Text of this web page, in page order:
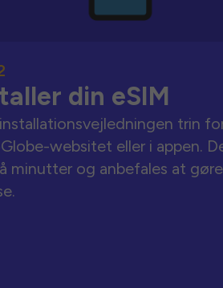
din eSIM
trin
websitet eller i appen.
minutter og anbefales at